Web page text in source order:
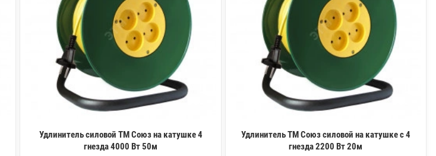
Удлинитель силовой ТМ Союз на катушке 4
гнезда 4000 Вт 50м
Удлинитель ТМ Союз силовой на катушке с 4
гнезда 2200 Вт 20м